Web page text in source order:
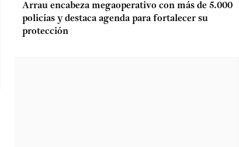
Arrau encabeza megaoperativo con más de 5.000
policías y destaca agenda para fortalecer su
protección